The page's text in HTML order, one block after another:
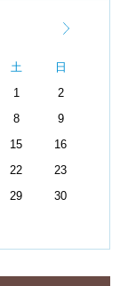
土
日
1
2
8
9
15
16
22
23
29
30